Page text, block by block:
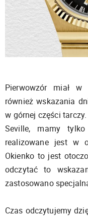
Pierwowzór miał w
również wskazania
w górnej części
Seville, mamy
realizowane jest w
Okienko to jest
odczytać to
zastosowano
Czas odczytujemy